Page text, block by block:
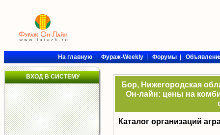
На главную|Фураж-Weekly|Форумы|
ВХОД В СИСТЕМУ
Бор, Нижегородская
Он-лайн: цены на
Каталог организаций